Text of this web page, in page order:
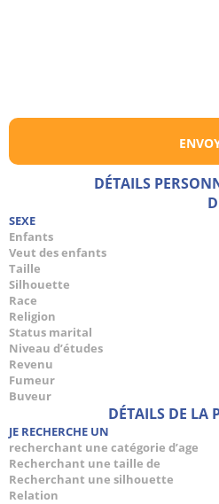
DÉTAILS
SEXE
Enfants
Veut des enfants
Taille
Silhouette
Race
Religion
Status marital
Niveau d’études
Revenu
Fumeur
Buveur
DÉTAILS DE LA
JE RECHERCHE UN
recherchant une catégorie d’age
Recherchant une taille de
Recherchant une silhouette
Relation